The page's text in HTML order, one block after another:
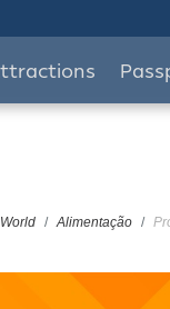
Alimentação